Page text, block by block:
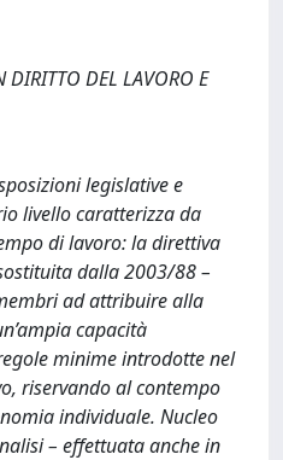
DIRITTO DEL LAVORO E
legislative e
livello caratterizza da
di lavoro: la direttiva
dalla 2003/88 –
ad attribuire alla
capacità
minime introdotte nel
riservando al contempo
individuale. Nucleo
– effettuata anche in